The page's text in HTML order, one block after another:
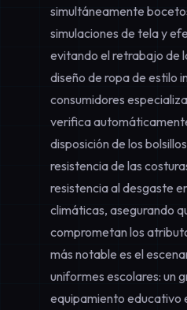
simultáneamente
simulaciones de tela y
evitando el retrabajo de
diseño de ropa de estilo
consumidores
verifica
disposición de los
resistencia de las
resistencia al desgaste
climáticas, asegurando
comprometan los
más notable es el
uniformes escolares: un
equipamiento educativo